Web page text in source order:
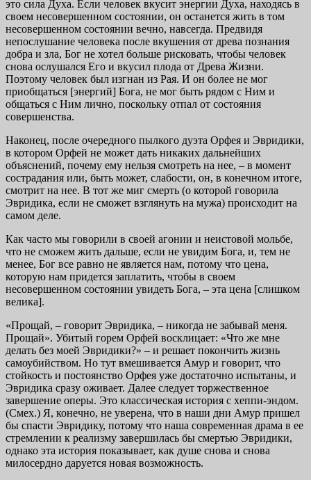
это сила Духа. Если человек вкусит энергии Духа, находясь в
своем несовершенном состоянии, он останется жить в том
несовершенном состоянии вечно, навсегда. Предвидя
непослушание человека после вкушения от древа познания
добра и зла, Бог не хотел больше рисковать, чтобы человек
снова ослушался Его и вкусил плода от Древа Жизни.
Поэтому человек был изгнан из Рая. И он более не мог
приобщаться [энергий] Бога, не мог быть рядом с Ним и
общаться с Ним лично, поскольку отпал от состояния
совершенства.
Наконец, после очередного пылкого дуэта Орфея и Эвридики,
в котором Орфей не может дать никаких дальнейших
объяснений, почему ему нельзя смотреть на нее, – в момент
сострадания или, быть может, слабости, он, в конечном итоге,
смотрит на нее. В тот же миг смерть (о которой говорила
Эвридика, если не сможет взглянуть на мужа) происходит на
самом деле.
Как часто мы говорили в своей агонии и неистовой мольбе,
что не сможем жить дальше, если не увидим Бога, и, тем не
менее, Бог все равно не является нам, потому что цена,
которую нам придется заплатить, чтобы в своем
несовершенном состоянии увидеть Бога, – эта цена [слишком
велика].
«Прощай, – говорит Эвридика, – никогда не забывай меня.
Прощай». Убитый горем Орфей восклицает: «Что же мне
делать без моей Эвридики?» – и решает покончить жизнь
самоубийством. Но тут вмешивается Амур и говорит, что
стойкость и постоянство Орфея уже достаточно испытаны, и
Эвридика сразу оживает. Далее следует торжественное
завершение оперы. Это классическая история с хеппи-эндом.
(Смех.) Я, конечно, не уверена, что в наши дни Амур пришел
бы спасти Эвридику, потому что наша современная драма в ее
стремлении к реализму завершилась бы смертью Эвридики,
однако эта история показывает, как душе снова и снова
милосердно даруется новая возможность.